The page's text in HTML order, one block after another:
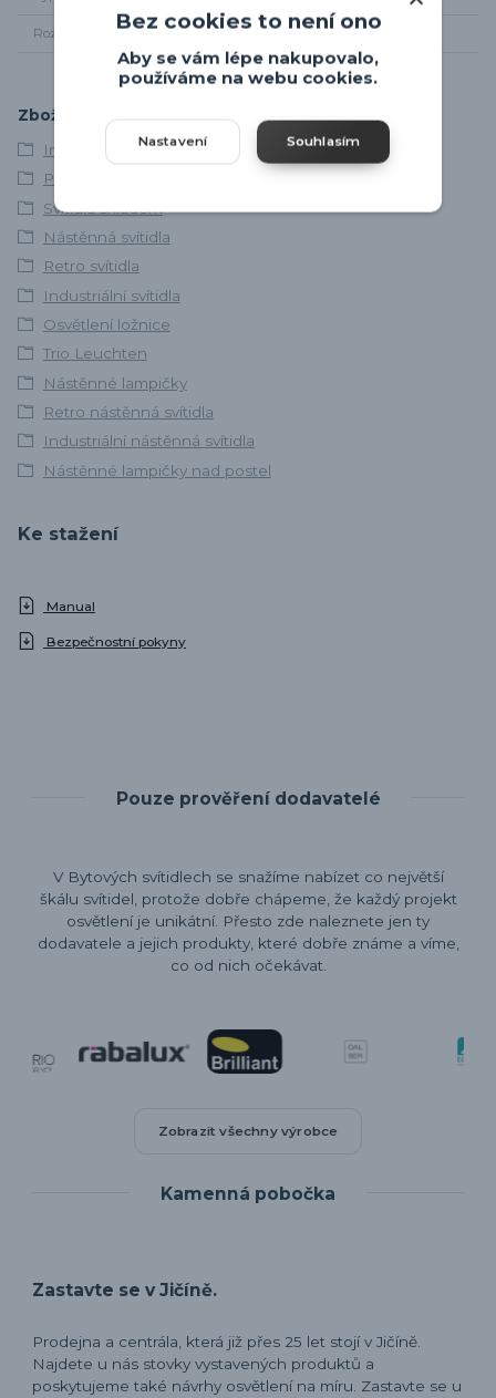
Rozměr svítidla Dle nákresu
Zboží zařazeno v kategoriích
Interiérová svítidla
Poslední kousky
Svítidla skladem
Nástěnná svítidla
Retro svítidla
Industriální svítidla
Osvětlení ložnice
Trio Leuchten
Nástěnné lampičky
Retro nástěnná svítidla
Industriální nástěnná svítidla
Nástěnné lampičky nad postel
Ke stažení
Manual
Bezpečnostní pokyny
Pouze prověření dodavatelé
V Bytových svítidlech se snažíme nabízet co největší
škálu svítidel, protože dobře chápeme, že každý projekt
osvětlení je unikátní. Přesto zde naleznete jen ty
dodavatele a jejich produkty, které dobře známe a víme,
co od nich očekávat.
Zobrazit všechny výrobce
Kamenná pobočka
Zastavte se v Jičíně.
Prodejna a centrála, která již přes 25 let stojí v Jičíně.
Najdete u nás stovky vystavených produktů a
poskytujeme také návrhy osvětlení na míru. Zastavte se u
Bez cookies to není ono
Aby se vám lépe nakupovalo,
používáme na webu cookies.
Nastavení Souhlasím